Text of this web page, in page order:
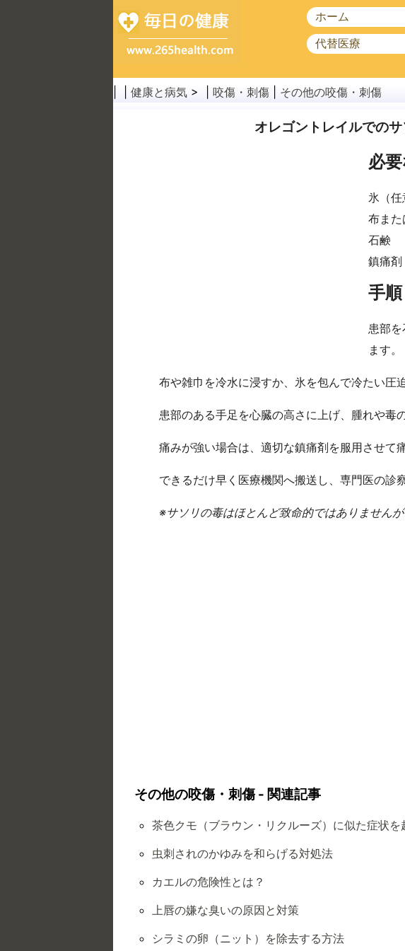
ホーム
代替医療
健康と病気 > | 咬傷・刺傷 その他の咬傷・刺傷
オレゴントレイルでの
必
氷（任
布また
石鹸
鎮痛剤
手順
患部
ます。
布や雑巾を冷水に浸すか、氷を包んで冷たい圧
患部のある手足を心臓の高さに上げ、腫れや毒
痛みが強い場合は、適切な鎮痛剤を服用させて
できるだけ早く医療機関へ搬送し、専門医の診
※サソリの毒はほとんど致命的ではありません
その他の咬傷・刺傷 - 関連記事
茶色クモ（ブラウン・リクルーズ）に似た症状
虫刺されのかゆみを和らげる対処法
カエルの危険性とは？
上唇の嫌な臭いの原因と対策
シラミの卵（ニット）を除去する方法